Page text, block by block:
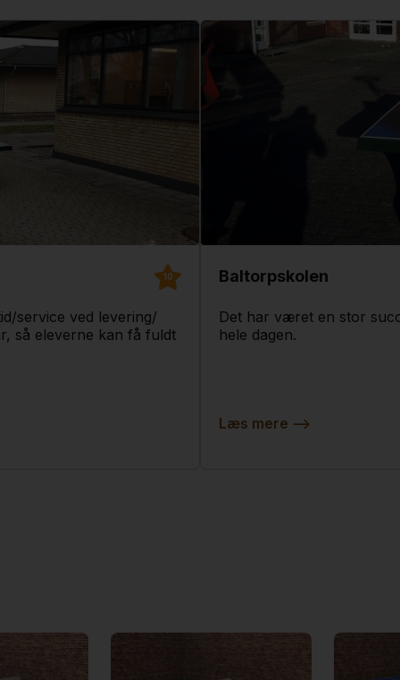
10
service ved levering/
så eleverne kan få fuldt
Baltorpskolen
Det har været en stor
hele dagen.
Læs mere -->